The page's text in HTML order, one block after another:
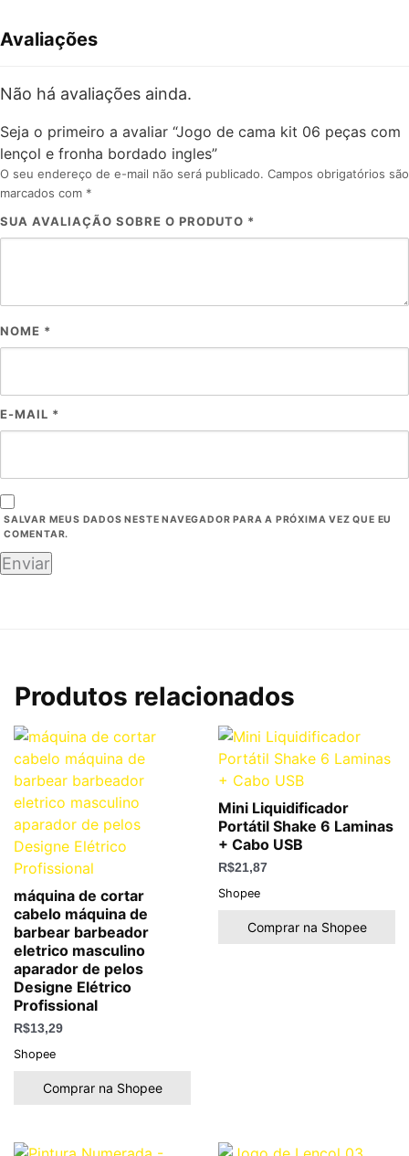
Avaliações
Não há avaliações ainda.
Seja o primeiro a avaliar “Jogo de cama kit 06 peças com
lençol e fronha bordado ingles”
O seu endereço de e-mail não será publicado. Campos obrigatórios são
marcados com *
SUA AVALIAÇÃO SOBRE O PRODUTO *
NOME *
E-MAIL *
SALVAR MEUS DADOS NESTE NAVEGADOR PARA A PRÓXIMA VEZ QUE EU
COMENTAR.
Produtos relacionados
máquina de cortar
cabelo máquina de
barbear barbeador
eletrico masculino
aparador de pelos
Designe Elétrico
Profissional
R$13,29
Shopee
Comprar na Shopee
Mini Liquidificador
Portátil Shake 6 Laminas
+ Cabo USB
R$21,87
Shopee
Comprar na Shopee